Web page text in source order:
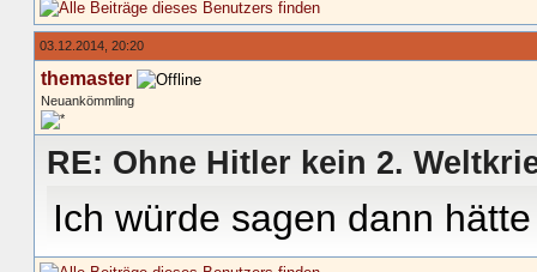
03.12.2014, 20:20
themaster
Neuankömmling
RE: Ohne Hitler kein 2.
Ich würde sagen dann